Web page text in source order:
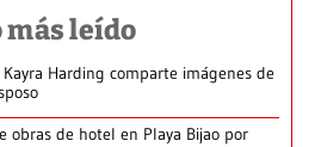
más leído
Kayra Harding comparte imágenes de
obras de hotel en Playa Bijao por